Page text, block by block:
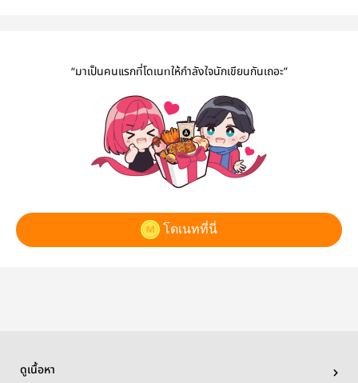
“มาเป็นคนแรกที่โดเนทให้กำลังใจนักเขียนกันเถอะ”
โดเนทที่นี่
ดูเนื้อหา